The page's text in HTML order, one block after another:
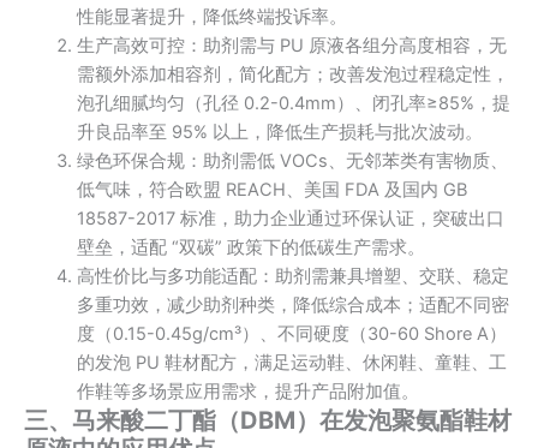
性能显著提升，降低终端投诉率。
生产高效可控：助剂需与 PU 原液各组分高度相容，无
需额外添加相容剂，简化配方；改善发泡过程稳定性，
泡孔细腻均匀（孔径 0.2-0.4mm）、闭孔率≥85%，提
升良品率至 95% 以上，降低生产损耗与批次波动。
绿色环保合规：助剂需低 VOCs、无邻苯类有害物质、
低气味，符合欧盟 REACH、美国 FDA 及国内 GB
18587-2017 标准，助力企业通过环保认证，突破出口
壁垒，适配 “双碳” 政策下的低碳生产需求。
高性价比与多功能适配：助剂需兼具增塑、交联、稳定
多重功效，减少助剂种类，降低综合成本；适配不同密
度（0.15-0.45g/cm³）、不同硬度（30-60 Shore A）
的发泡 PU 鞋材配方，满足运动鞋、休闲鞋、童鞋、工
作鞋等多场景应用需求，提升产品附加值。
三、马来酸二丁酯（DBM）在发泡聚氨酯鞋材